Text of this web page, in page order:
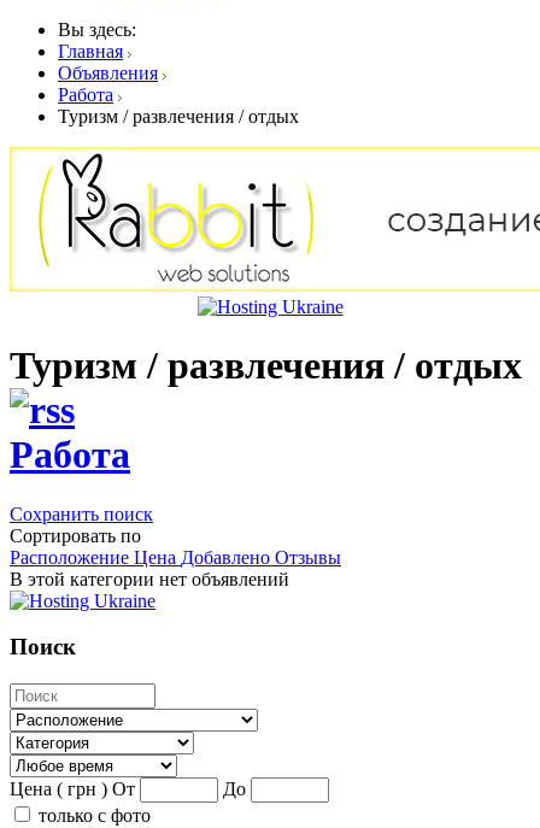
Вы здесь:
Главная
Объявления
Работа
Туризм / развлечения / отдых
Туризм / развлечения / отдых
Работа
Сохранить поиск
Сортировать по
Расположение Цена Добавлено Отзывы
В этой категории нет объявлений
Поиск
Цена ( грн ) От
До
только с фото